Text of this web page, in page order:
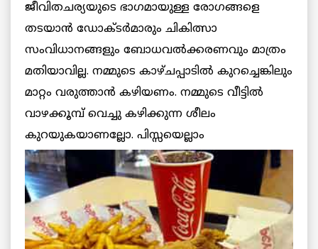
ജീവിതചര്യയുടെ ഭാഗമായുള്ള രോഗങ്ങളെ
തടയാന്‍ ഡോക്ടര്‍മാരും ചികിത്സാ
സംവിധാനങ്ങളും ബോധവല്‍ക്കരണവും മാത്രം
മതിയാവില്ല. നമ്മുടെ കാഴ്ചപ്പാടില്‍ കുറച്ചെങ്കിലും
മാറ്റം വരുത്താന്‍ കഴിയണം. നമ്മുടെ വീട്ടില്‍
വാഴക്കൂമ്പ് വെച്ചു കഴിക്കുന്ന ശീലം
കുറയുകയാണല്ലോ. പിസ്സയെല്ലാം